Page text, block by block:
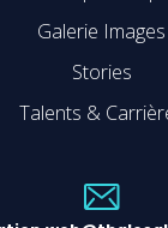
Galerie Images
Stories
Talents &